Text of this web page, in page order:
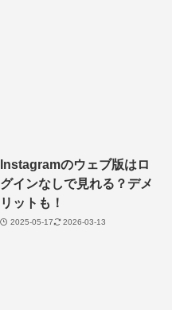
Instagramのウェブ版はロ
グインなしで見れる？デメ
リットも！
2025-05-17 2026-03-13